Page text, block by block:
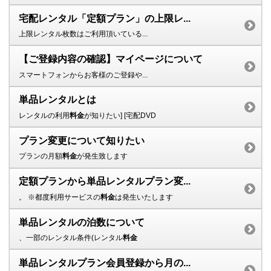
宅配レンタル「定額プラン」の上限レ...
上限レンタル枚数はご利用頂いている...
【ご登録内容の確認】マイページについて
スマートフォンからお客様のご登録や...
単品レンタルとは
レンタルの利用料金が知りたい] [宅配DVD
プラン変更について知りたい
プランの月額料金が発生致します
定額プランから単品レンタルプラン変...
。 ※都度利用サービスの料金は発生いたします
単品レンタルの泊数について
、一部のレンタル条件(レンタル料金
単品レンタルプラン会員登録から月の...